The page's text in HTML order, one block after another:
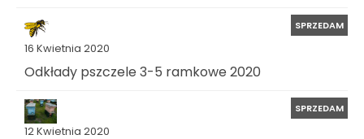
16 Kwietnia 2020
SPRZEDAM
Odkłady pszczele 3-5 ramkowe 2020
12 Kwietnia 2020
SPRZEDAM